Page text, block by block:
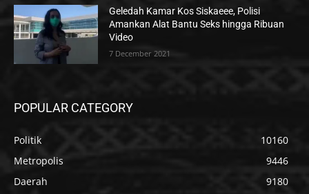
Geledah Kamar Kos Siskaeee, Polisi
Amankan Alat Bantu Seks hingga Ribuan
Video
7 December 2021
POPULAR CATEGORY
Politik
10160
Metropolis
9446
Daerah
9180